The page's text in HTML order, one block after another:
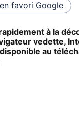
favori Google
à la
vedette,
au